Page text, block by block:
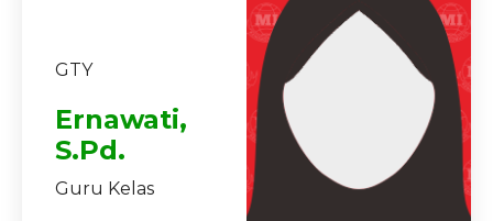
GTY
Ernawati,
S.Pd.
Guru Kelas